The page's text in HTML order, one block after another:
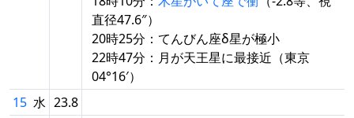
直径47.6″）
20時25分：てんびん座δ星が極小
22時47分：月が天王星に最接近（東京
04°16′）
15 水 23.8